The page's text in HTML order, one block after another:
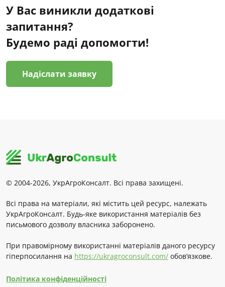
У Вас виникли додаткові
запитання?
Будемо раді допомогти!
Надіслати заявку
© 2004-2026, УкрАгроКонсалт. Всі права захищені.
Всі права на матеріали, які містить цей ресурс, належать
УкрАгроКонсалт. Будь-яке використання матеріалів без
письмового дозволу власника заборонено.
При правомірному використанні матеріалів даного ресурсу
гіперпосилання на https://ukragroconsult.com/ обов’язкове.
Політика конфіденційності